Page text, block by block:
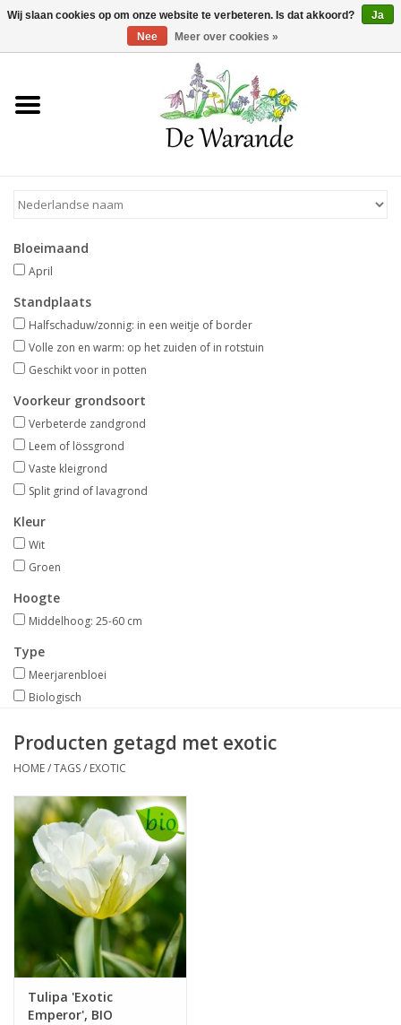
Winkelwagen >0 Artikelen - €0,00
Home
Voorjaarsbloeiers
Zomerbloeiers
Herfstbloeiers
Schaduwplanten
Aanbiedingen
Bodemverbetering
Overige producten
Advies
Onze tuinen!
Sterke Bollen Dagen
Bloeimaand
April
Standplaats
Halfschaduw/zonnig: in een weitje of border
Volle zon en warm: op het zuiden of in rotstuin
Geschikt voor in potten
Voorkeur grondsoort
Verbeterde zandgrond
Leem of lössgrond
Vaste kleigrond
Split grind of lavagrond
Kleur
Wit
Groen
Hoogte
Middelhoog: 25-60 cm
Type
Meerjarenbloei
Biologisch
Producten getagd met exotic
HOME/TAGS/ EXOTIC
Tulipa 'Exotic
Emperor', BIO
Wij slaan cookies op om onze website te verbeteren. Is dat akkoord?
Ja
Nee
Meer over cookies »